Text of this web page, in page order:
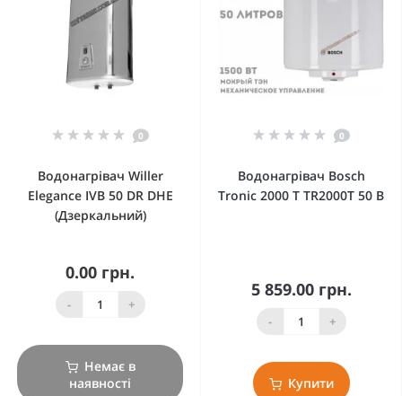
0
Водонагрівач Willer
Elegance IVB 50 DR DHE
(Дзеркальний)
0.00 грн.
- +
Немає в
наявності
0
Водонагрівач Bosch
Tronic 2000 Т TR2000T 50 B
5 859.00 грн.
- +
Купити